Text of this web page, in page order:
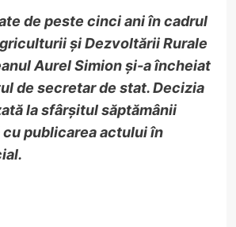
de peste cinci ani în cadrul
și Dezvoltării Rurale
Aurel Simion și-a încheiat
de secretar de stat. Decizia
la sfârșitul săptămânii
publicarea actului în